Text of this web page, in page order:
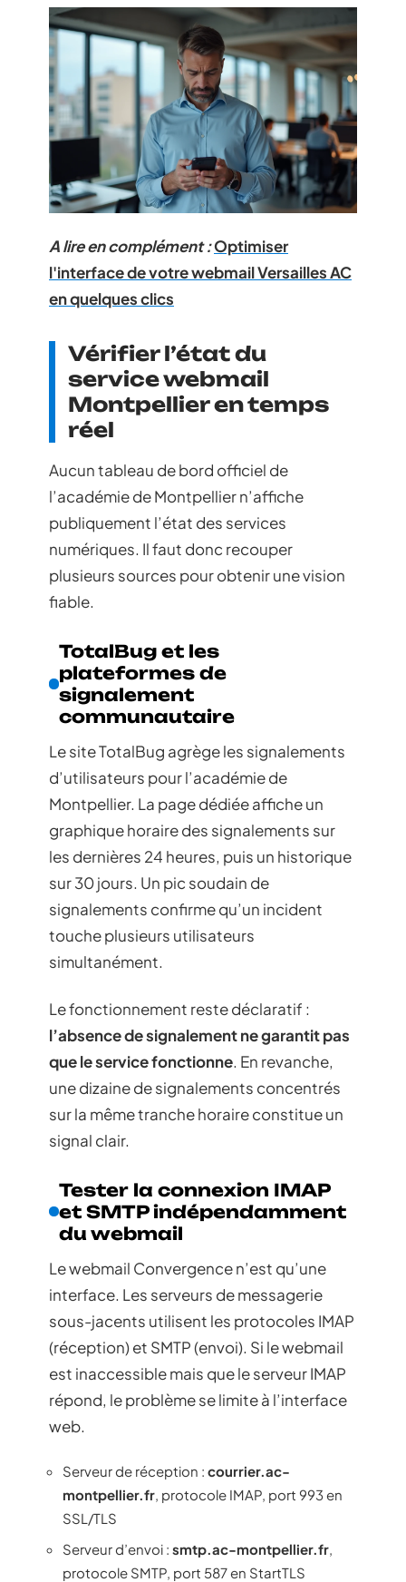
A lire en complément :Optimiser
l'interface de votre webmail Versailles AC
en quelques clics
Vérifier l’état du
service webmail
Montpellier en temps
réel
Aucun tableau de bord officiel de
l’académie de Montpellier n’affiche
publiquement l’état des services
numériques. Il faut donc recouper
plusieurs sources pour obtenir une vision
fiable.
TotalBug et les
plateformes de
signalement
communautaire
Le site TotalBug agrège les signalements
d’utilisateurs pour l’académie de
Montpellier. La page dédiée affiche un
graphique horaire des signalements sur
les dernières 24 heures, puis un historique
sur 30 jours. Un pic soudain de
signalements confirme qu’un incident
touche plusieurs utilisateurs
simultanément.
Le fonctionnement reste déclaratif :
l’absence de signalement ne garantit pas
que le service fonctionne. En revanche,
une dizaine de signalements concentrés
sur la même tranche horaire constitue un
signal clair.
Tester la connexion IMAP
et SMTP indépendamment
du webmail
Le webmail Convergence n’est qu’une
interface. Les serveurs de messagerie
sous-jacents utilisent les protocoles IMAP
(réception) et SMTP (envoi). Si le webmail
est inaccessible mais que le serveur IMAP
répond, le problème se limite à l’interface
web.
Serveur de réception : courrier.ac-
montpellier.fr, protocole IMAP, port 993 en
SSL/TLS
Serveur d’envoi : smtp.ac-montpellier.fr
protocole SMTP, port 587 en StartTLS